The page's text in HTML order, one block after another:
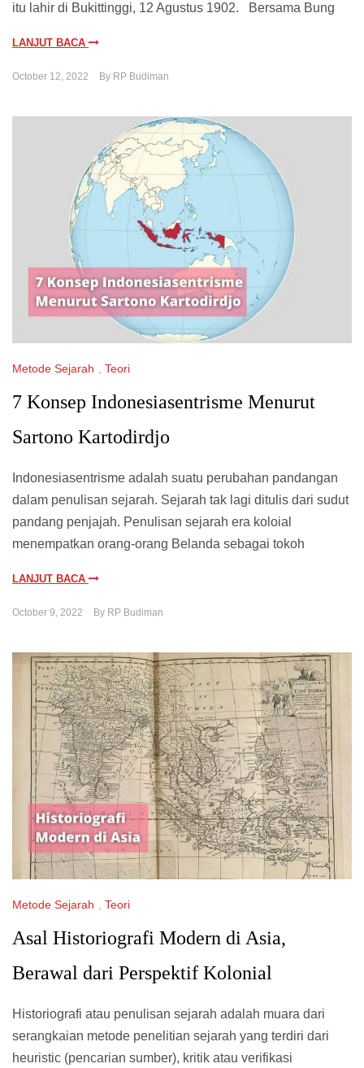
itu lahir di Bukittinggi, 12 Agustus 1902. Bersama Bung
LANJUT BACA
October 12, 2022 By RP Budiman
Metode Sejarah Teori
7 Konsep Indonesiasentrisme Menurut
Sartono Kartodirdjo
Indonesiasentrisme adalah suatu perubahan pandangan
dalam penulisan sejarah. Sejarah tak lagi ditulis dari sudut
pandang penjajah. Penulisan sejarah era koloial
menempatkan orang-orang Belanda sebagai tokoh
LANJUT BACA
October 9, 2022 By RP Budiman
Metode Sejarah Teori
Asal Historiografi Modern di Asia,
Berawal dari Perspektif Kolonial
Historiografi atau penulisan sejarah adalah muara dari
serangkaian metode penelitian sejarah yang terdiri dari
heuristic (pencarian sumber), kritik atau verifikasi